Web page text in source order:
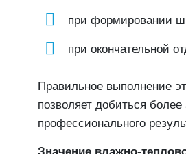
при формировании
при окончательной
Правильное выполнение
позволяет добиться более
профессионального